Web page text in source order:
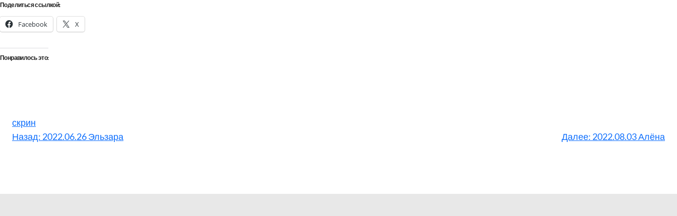
Поделиться ссылкой:
Facebook X
Понравилось это:
скрин
Назад: 2022.06.26 Эльзара Далее: 2022.08.03 Алёна